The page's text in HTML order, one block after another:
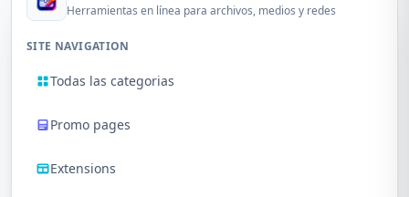
Herramientas en línea para archivos, medios y redes
SITE NAVIGATION
Todas las categorias
Promo pages
Extensions